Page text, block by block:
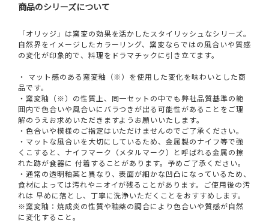
商品のシリーズについて
「オリッジ」は窯変の効果を活かしたスタイリッシュなシリーズ。
自然界をイメージしたカラーリング、窯変ならではの風合いや質感
の変化が印象的で、料理をドラマチックに引き立てます。
・ マット感のある窯変釉（※）を使用した変化を味わいとした商
品です。
・窯変釉（※）の性質上、同一セットの中でも弊社品質基準の範
囲内で色合いや風合いにバラつきが出る可能性があることをご理
解のうえお求めいただきますようお願いいたします。
・色合いや模様のご指定はいただけませんのでご了承ください。
・マットな風合いを大切にしているため、金属製のナイフ等で強
くこすると、ナイフマーク（メタルマーク）と呼ばれる金属の擦
れた跡が食器に 付着することがあります。予めご了承ください。
・通常の透明釉薬と異なり、表面が細かな凹凸になっているため、
食材によっては汚れやニオイが残ることがあります。ご使用後の汚
れは 早めに落とし、丁寧に洗浄いただくことをおすすめします。
※窯変釉：焼成炎の性質や釉薬の調合により色合いや質感が自然
に変化すること。